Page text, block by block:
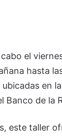
el
hasta
en
Banco de la
este taller